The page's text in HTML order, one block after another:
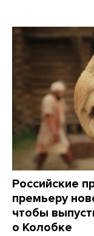
Российские
премьеру
чтобы
о Колобке